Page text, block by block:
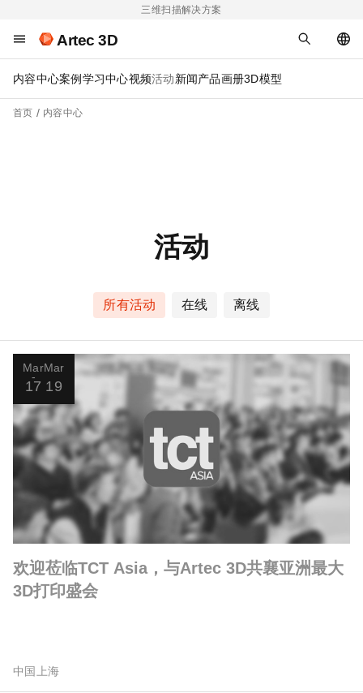
三维扫描解决方案
Artec 3D
内容中心案例 学习中心视频活动新闻产品画册3D模型
首页 内容中心
活动
所有活动 在线 离线
Mar
17
Mar
19
欢迎莅临TCT Asia，与Artec 3D共襄亚洲最大
3D打印盛会
中国上海